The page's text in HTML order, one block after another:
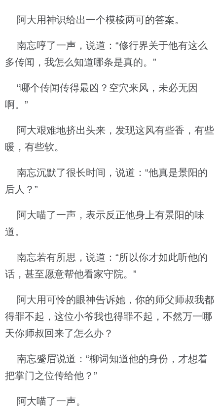
阿大用神识给出一个模棱两可的答案。
南忘哼了一声，说道：“修行界关于他有这么
多传闻，我怎么知道哪条是真的。”
“哪个传闻传得最凶？空穴来风，未必无因
啊。”
阿大艰难地挤出头来，发现这风有些香，有些
暖，有些软。
南忘沉默了很长时间，说道：“他真是景阳的
后人？”
阿大喵了一声，表示反正他身上有景阳的味
道。
南忘若有所思，说道：“所以你才如此听他的
话，甚至愿意帮他看家守院。”
阿大用可怜的眼神告诉她，你的师父师叔我都
得罪不起，这位小爷我也得罪不起，不然万一哪
天你师叔回来了怎么办？
南忘蹙眉说道：“柳词知道他的身份，才想着
把掌门之位传给他？”
阿大喵了一声。